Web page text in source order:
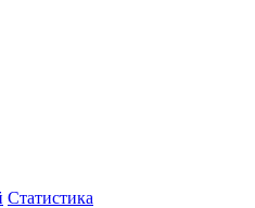
Статистика